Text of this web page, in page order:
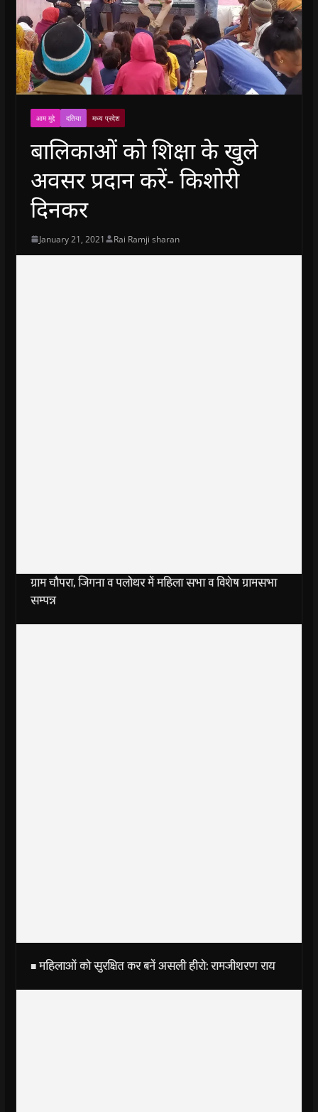
आम मुद्दे दतिया मध्य प्रदेश
बालिकाओं को शिक्षा के खुले
अवसर प्रदान करें- किशोरी
दिनकर
January 21, 2021 Rai Ramji sharan
ग्राम चौपरा, जिगना व पलोथर में महिला सभा व विशेष ग्रामसभा
सम्पन्न
■ महिलाओं को सुरक्षित कर बनें असली हीरो: रामजीशरण राय